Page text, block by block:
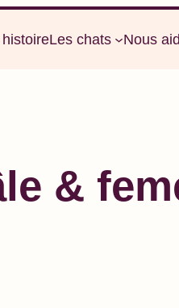
Les chats Nous
&